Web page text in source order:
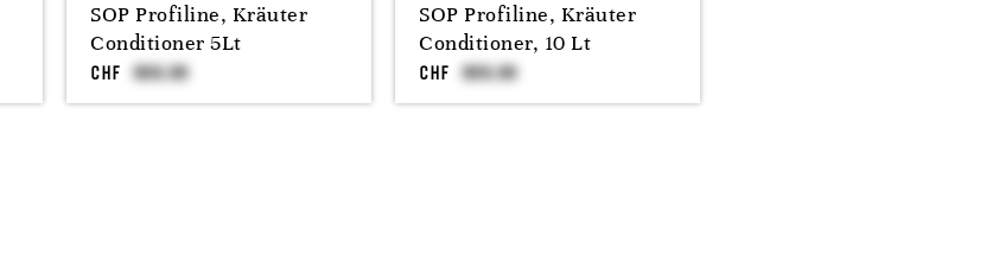
SOP Profiline, Kräuter
Conditioner 5Lt
CHF
SOP Profiline, Kräuter
Conditioner, 10 Lt
CHF